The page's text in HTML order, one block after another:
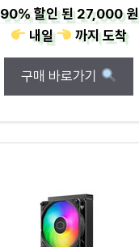
90%할인 된27,000 원
내일
까지도착
구매 바로가기